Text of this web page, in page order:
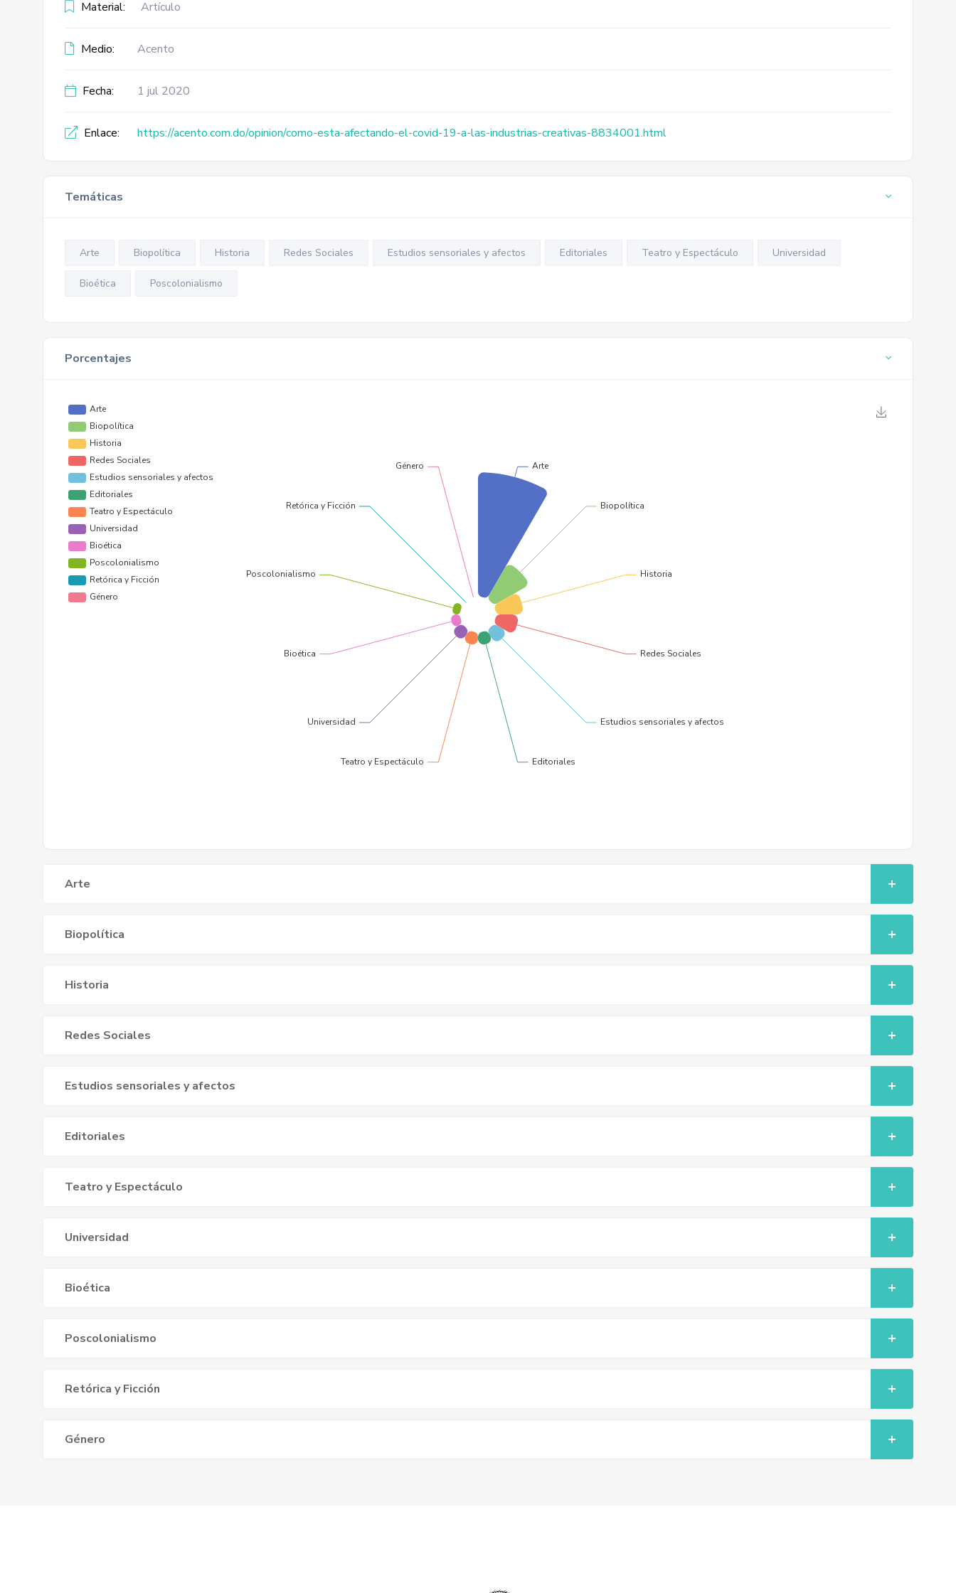
Material: Artículo
Medio: Acento
Fecha: 1 jul 2020
Enlace: https://acento.com.do/opinion/como-esta-afectando-el-covid-19-a-las-industrias-creativas-8834001.html
Temáticas
Arte Biopolítica Historia Redes Sociales Estudios sensoriales y afectos Editoriales Teatro y Espectáculo Universidad
Bioética Poscolonialismo
Porcentajes
Arte
Biopolítica
Historia
Redes Sociales
Estudios sensoriales y afectos
Editoriales
Teatro y Espectáculo
Universidad
Bioética
Poscolonialismo
Retórica y Ficción
Género